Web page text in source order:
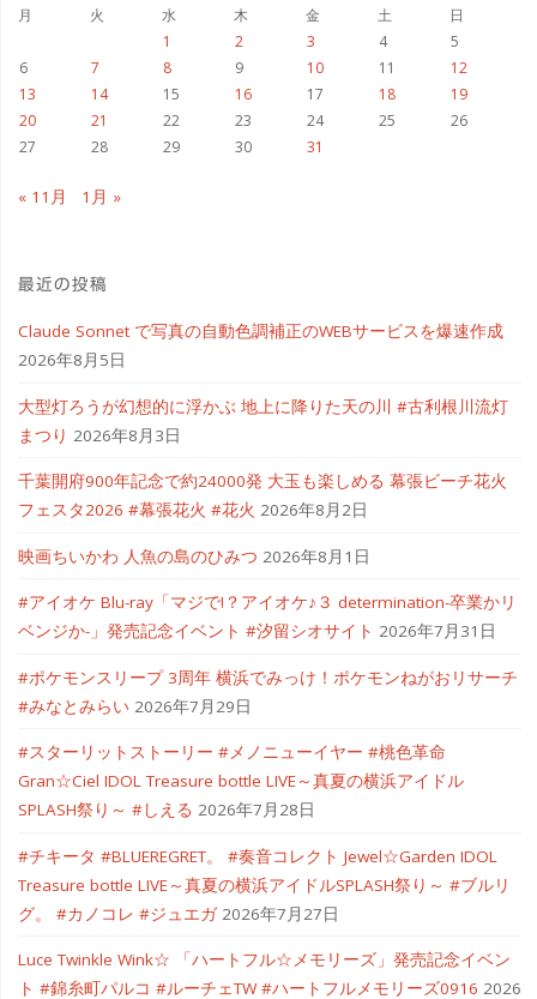
月
火 水 木 金 土
日
1
2 3 4
5
6
7 8 9 10 11
12
13
14 15 16 17 18
19
20
21 22 23 24 25
26
27
28 29 30 31
« 11月 1月 »
最近の投稿
Claude Sonnet で写真の自動色調補正のWEBサービスを爆速作成
2026年8月5日
大型灯ろうが幻想的に浮かぶ 地上に降りた天の川 #古利根川流灯
まつり 2026年8月3日
千葉開府900年記念で約24000発 大玉も楽しめる 幕張ビーチ花火
フェスタ2026 #幕張花火 #花火 2026年8月2日
映画ちいかわ 人魚の島のひみつ 2026年8月1日
#アイオケ Blu-ray「マジで!？アイオケ♪３ determination-卒業かリ
ベンジか-」発売記念イベント #汐留シオサイト 2026年7月31日
#ポケモンスリープ 3周年 横浜でみっけ！ポケモンねがおリサーチ
#みなとみらい 2026年7月29日
#スターリットストーリー #メノニューイヤー #桃色革命
Gran☆Ciel IDOL Treasure bottle LIVE～真夏の横浜アイドル
SPLASH祭り～ #しえる 2026年7月28日
#チキータ #BLUEREGRET。 #奏音コレクト Jewel☆Garden IDOL
Treasure bottle LIVE～真夏の横浜アイドルSPLASH祭り～ #ブルリ
グ。 #カノコレ #ジュエガ 2026年7月27日
Luce Twinkle Wink☆ 「ハートフル☆メモリーズ」発売記念イベン
ト #錦糸町パルコ #ルーチェTW #ハートフルメモリーズ0916 2026